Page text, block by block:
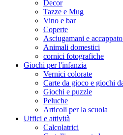
Decor
Tazze e Mug
Vino e bar
Coperte
Asciugamani e
Animali domestici
cornici fotografiche
Giochi per l'infanzia
Vernici colorate
Carte da gioco e giochi
Giochi e puzzle
Peluche
Articoli per la scuola
Uffici e attività
Calcolatrici